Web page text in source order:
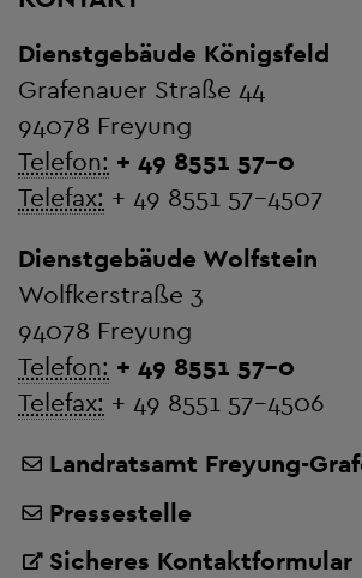
Dienstgebäude Königsfeld
Grafenauer Straße 44
94078 Freyung
Telefon: + 49 8551 57-0
Telefax: + 49 8551 57-4507
Dienstgebäude Wolfstein
Wolfkerstraße 3
94078 Freyung
Telefon: + 49 8551 57-0
Telefax: + 49 8551 57-4506
Landratsamt Freyung-
Pressestelle
Sicheres Kontaktformular